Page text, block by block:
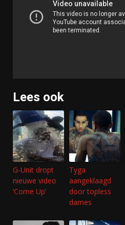
Lees ook
G-Unit dropt
nieuwe video
‘Come Up’
Tyga
aangeklaagd
door topless
dames